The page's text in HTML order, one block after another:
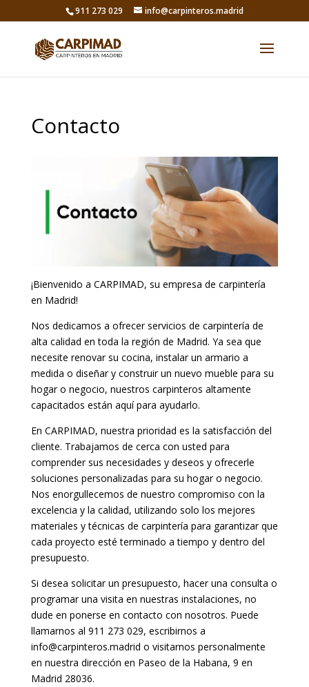
911 273 029 info@carpinteros.madrid
Contacto
¡Bienvenido a CARPIMAD, su empresa de carpintería
en Madrid!
Nos dedicamos a ofrecer servicios de carpintería de
alta calidad en toda la región de Madrid. Ya sea que
necesite renovar su cocina, instalar un armario a
medida o diseñar y construir un nuevo mueble para su
hogar o negocio, nuestros carpinteros altamente
capacitados están aquí para ayudarlo.
En CARPIMAD, nuestra prioridad es la satisfacción del
cliente. Trabajamos de cerca con usted para
comprender sus necesidades y deseos y ofrecerle
soluciones personalizadas para su hogar o negocio.
Nos enorgullecemos de nuestro compromiso con la
excelencia y la calidad, utilizando solo los mejores
materiales y técnicas de carpintería para garantizar que
cada proyecto esté terminado a tiempo y dentro del
presupuesto.
Si desea solicitar un presupuesto, hacer una consulta o
programar una visita en nuestras instalaciones, no
dude en ponerse en contacto con nosotros. Puede
llamarnos al 911 273 029, escribirnos a
info@carpinteros.madrid o visitarnos personalmente
en nuestra dirección en Paseo de la Habana, 9 en
Madrid 28036.